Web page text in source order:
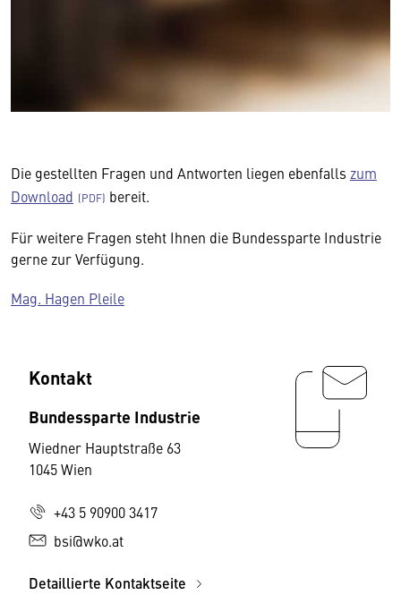
Die gestellten Fragen und Antworten liegen ebenfalls zum
Download
bereit.
Für weitere Fragen steht Ihnen die Bundessparte Industrie
gerne zur Verfügung.
Mag. Hagen Pleile
Kontakt
Bundessparte Industrie
Wiedner Hauptstraße 63
1045 Wien
+43 5 90900 3417
bsi@wko.at
Detaillierte Kontaktseite